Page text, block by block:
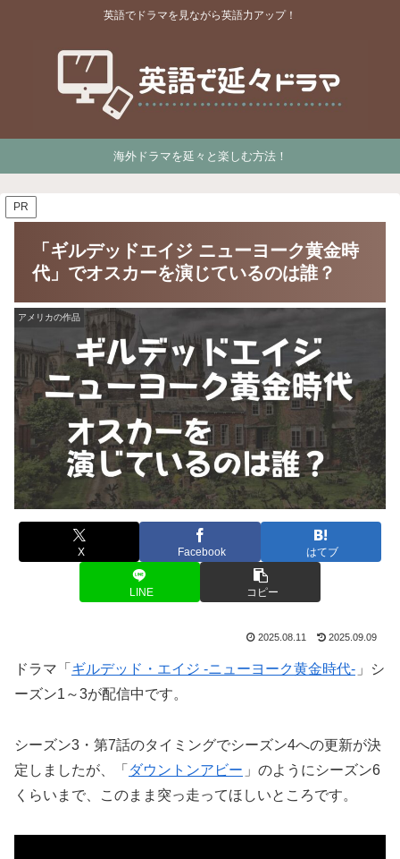
英語でドラマを見ながら英語力アップ！
海外ドラマを延々と楽しむ方法！
PR
「ギルデッドエイジ ニューヨーク黄金時
代」でオスカーを演じているのは誰？
アメリカの作品
X Facebook はてブ
LINE コピー
2025.08.11 2025.09.09
ドラマ「 ギルデッド・エイジ -ニューヨーク黄金時代- 」シ
ーズン1～3が配信中です。
シーズン3・第7話のタイミングでシーズン4への更新が決
定しましたが、「 ダウントンアビー 」のようにシーズン6
くらいまで、このまま突っ走ってほしいところです。